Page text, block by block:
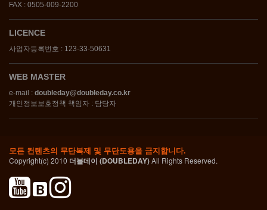
FAX : 0505-009-2200
LICENCE
사업자등록번호 : 123-33-50631
WEB MASTER
e-mail : doubleday@doubleday.co.kr
개인정보보호정책 책임자 : 담당자
모든 컨텐츠의 무단복제 및 무단도용을 금지합니다.
Copyright(c) 2010 더블데이 (DOUBLEDAY)All Rights Reserved.
B